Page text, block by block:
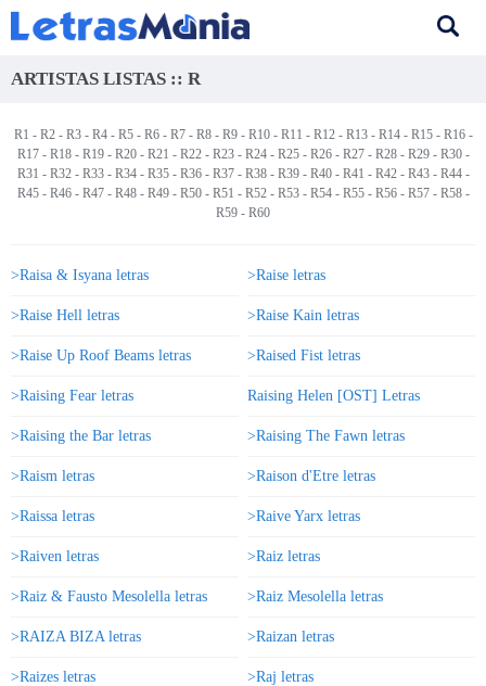
ARTISTAS LISTAS :: R
R1 - R2- R3- R4- R5- R6 - R7- R8- R9- R10- R11 - R12- R13- R14- R15- R16-
R17- R18- R19- R20- R21 - R22- R23- R24- R25- R26- R27- R28- R29- R30-
R31 - R32- R33- R34- R35- R36- R37- R38- R39- R40- R41 - R42- R43- R44-
R45- R46- R47- R48- R49- R50- R51 - R52- R53- R54- R55- R56- R57- R58-
R59 - R60
>Raisa & Isyana letras >Raise letras
>Raise Hell letras >Raise Kain letras
>Raise Up Roof Beams letras >Raised Fist letras
>Raising Fear letras Raising Helen [OST] Letras
>Raising the Bar letras >Raising The Fawn letras
>Raism letras >Raison d'Etre letras
>Raissa letras >Raive Yarx letras
>Raiven letras >Raiz letras
>Raiz & Fausto Mesolella letras >Raiz Mesolella letras
>RAIZA BIZA letras >Raizan letras
>Raizes letras >Raj letras